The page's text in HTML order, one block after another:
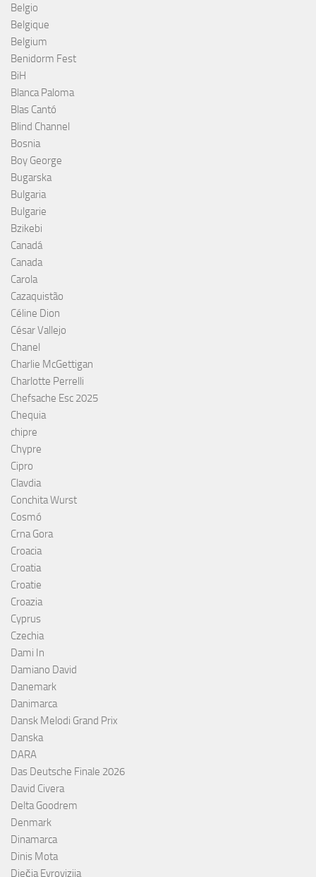
Belgio
Belgique
Belgium
Benidorm Fest
BiH
Blanca Paloma
Blas Cantó
Blind Channel
Bosnia
Boy George
Bugarska
Bulgaria
Bulgarie
Bzikebi
Canadá
Canada
Carola
Cazaquistão
Céline Dion
César Vallejo
Chanel
Charlie McGettigan
Charlotte Perrelli
Chefsache Esc 2025
Chequia
chipre
Chypre
Cipro
Clavdia
Conchita Wurst
Cosmó
Crna Gora
Croacia
Croatia
Croatie
Croazia
Cyprus
Czechia
Dami In
Damiano David
Danemark
Danimarca
Dansk Melodi Grand Prix
Danska
DARA
Das Deutsche Finale 2026
David Civera
Delta Goodrem
Denmark
Dinamarca
Dinis Mota
Dječja Evrovizija